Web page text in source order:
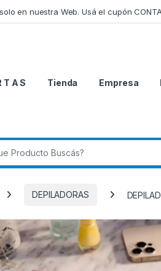
en nuestra Web. Usá el cupón
T A S Tienda Empresa
de:
DEPILADORAS